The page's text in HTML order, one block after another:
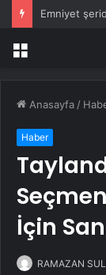
Menü
Anasayfa /
Haber
İçin
RAMAZAN